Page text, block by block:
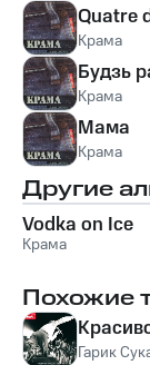
Quatre
Крама
Будзь
Крама
Мама
Крама
Другие
Vodka on Ice
Крама
Похожие
Гарик